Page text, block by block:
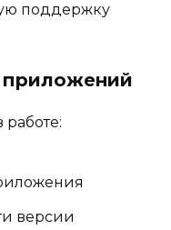
поддержку
версии